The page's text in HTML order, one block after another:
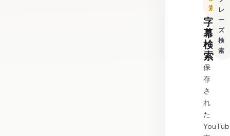
索
字
幕
検
索
保
存
さ
れ
た
レ
ー
ズ
検
索